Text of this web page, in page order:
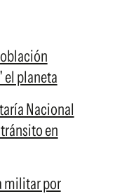
el planeta
Nacional
en
militar por